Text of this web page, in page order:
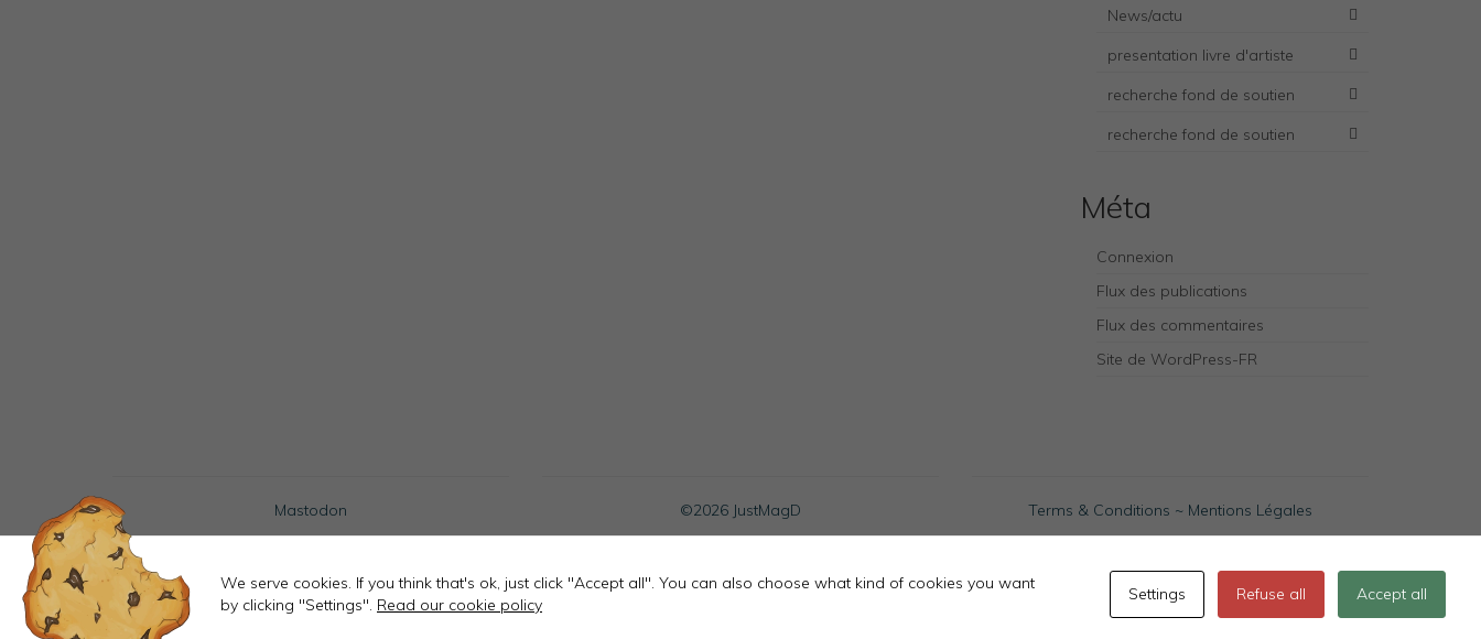
News/actu
presentation livre d'artiste
recherche fond de soutien
recherche fond de soutien
Méta
Connexion
Flux des publications
Flux des commentaires
Site de WordPress-FR
Mastodon ©2026 JustMagD Terms & Conditions ~ Mentions Légales
We serve cookies. If you think that's ok, just click "Accept all". You can also choose what kind of cookies you want
by clicking "Settings". Read our cookie policy
Settings Refuse all Accept all